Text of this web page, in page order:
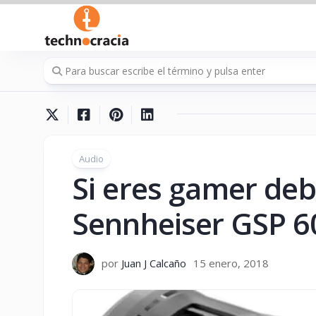
Saltar
contenido
Audio
Si eres gamer
Sennheiser GSP
por Juan J Calcaño 15 enero, 2018